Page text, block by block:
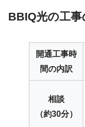
BBIQ光の工事
開通工事時
間の内訳
相談
（約30分）